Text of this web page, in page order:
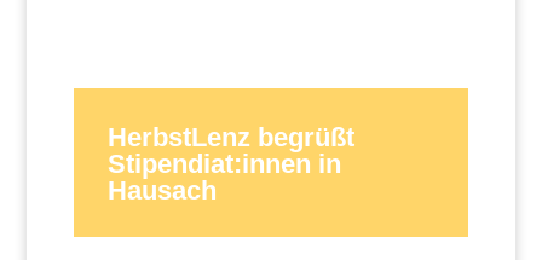
HerbstLenz begrüßt
Stipendiat:innen in
Hausach